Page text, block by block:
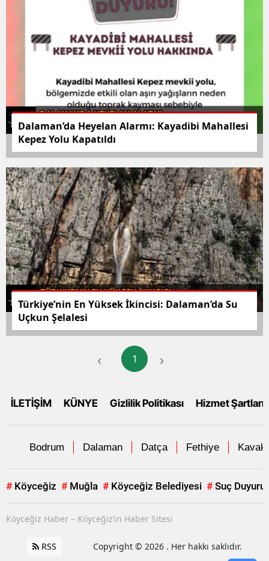
Dalaman’da Heyelan Alarmı: Kayadibi Mahallesi
Kepez Yolu Kapatıldı
Türkiye’nin En Yüksek İkincisi: Dalaman’da Su
Uçkun Şelalesi
‹ 1 ›
İLETİŞİM KÜNYE Gizlilik Politikası Hizmet Şartları
Bodrum Dalaman Datça Fethiye
# Köyceğiz # Muğla # Köyceğiz Belediyesi # Suç
Köyceğiz Haber – Köyceğiz’in Haber Sitesi
RSS Copyright © 2026 . Her hakkı saklıdır.